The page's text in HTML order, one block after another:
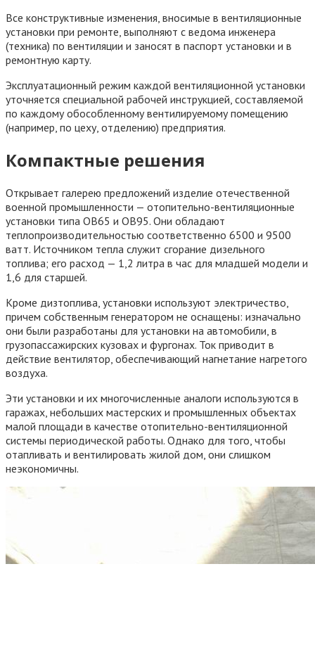
Все конструктивные изменения, вносимые в вентиляционные
установки при ремонте, выполняют с ведома инженера
(техника) по вентиляции и заносят в паспорт установки и в
ремонтную карту.
Эксплуатационный режим каждой вентиляционной установки
уточняется специальной рабочей инструкцией, составляемой
по каждому обособленному вентилируемому помещению
(например, по цеху, отделению) предприятия.
Компактные решения
Открывает галерею предложений изделие отечественной
военной промышленности — отопительно-вентиляционные
установки типа ОВ65 и ОВ95. Они обладают
теплопроизводительностью соответственно 6500 и 9500
ватт. Источником тепла служит сгорание дизельного
топлива; его расход — 1,2 литра в час для младшей модели и
1,6 для старшей.
Кроме дизтоплива, установки используют электричество,
причем собственным генератором не оснащены: изначально
они были разработаны для установки на автомобили, в
грузопассажирских кузовах и фургонах. Ток приводит в
действие вентилятор, обеспечивающий нагнетание нагретого
воздуха.
Эти установки и их многочисленные аналоги используются в
гаражах, небольших мастерских и промышленных объектах
малой площади в качестве отопительно-вентиляционной
системы периодической работы. Однако для того, чтобы
отапливать и вентилировать жилой дом, они слишком
неэкономичны.